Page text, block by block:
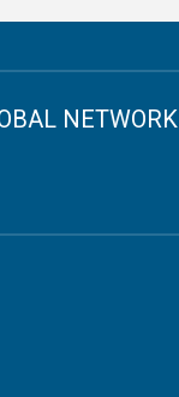
NETWORK